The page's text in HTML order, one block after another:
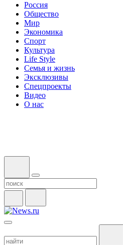
Россия
Общество
Мир
Экономика
Спорт
Культура
Life Style
Семья и жизнь
Эксклюзивы
Спецпроекты
Видео
О нас